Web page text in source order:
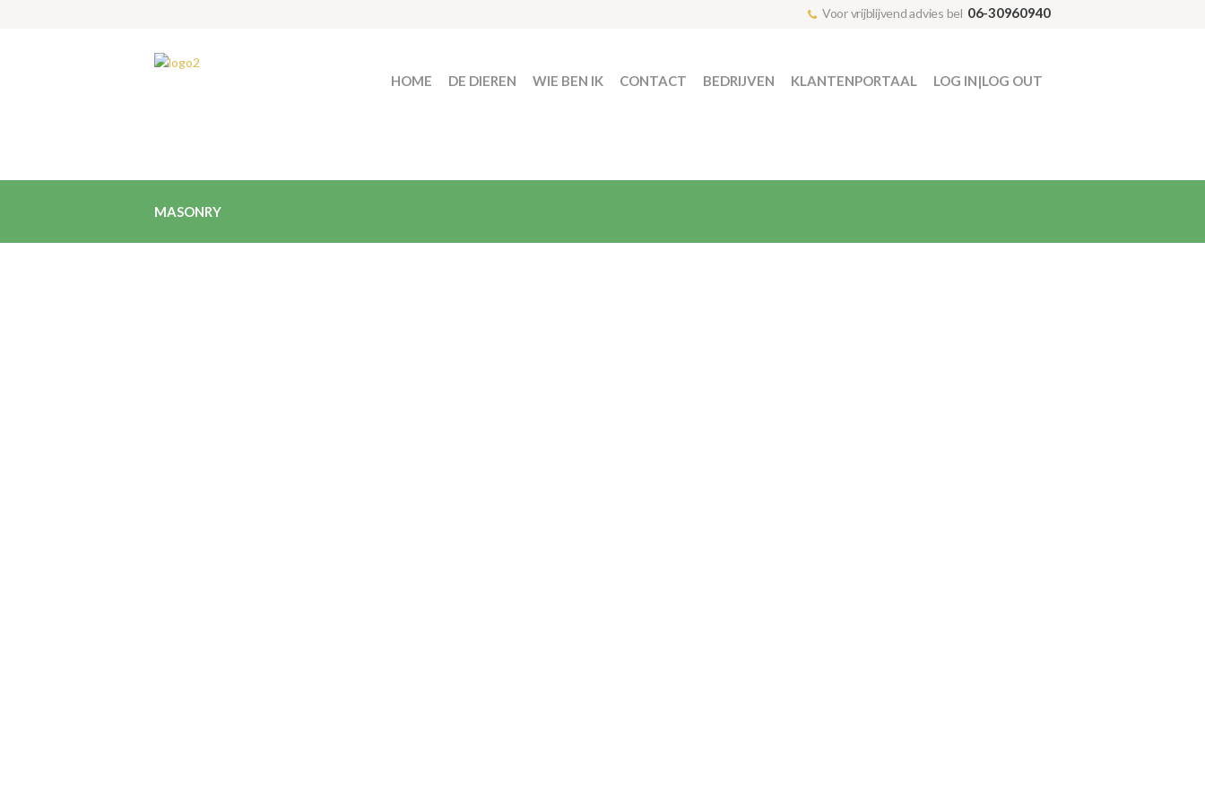
Voor vrijblijvend advies bel 06-30960940
HOME DE DIEREN WIE BEN IK CONTACT BEDRIJVEN KLANTENPORTAAL LOG IN|LOG OUT
MASONRY